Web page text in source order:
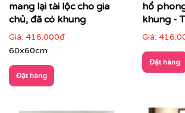
mang lại tài lộc cho gia
chủ, đã có khung
Giá: 416.000đ
60x60cm
Đặt hàng
hổ
khung -
Giá:
Đặt hàng